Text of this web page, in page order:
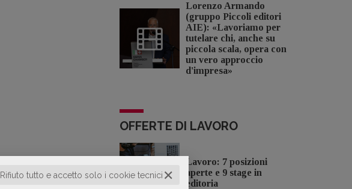
✕
Rifiuto tutto e accetto solo i cookie tecnici
Lorenzo Armando
(gruppo Piccoli editori
AIE): «Lavoriamo per
tutelare chi, anche su
piccola scala, opera con
un vero approccio
d'impresa»
OFFERTE DI LAVORO
Lavoro: 7 posizioni
aperte e 9 stage in
editoria